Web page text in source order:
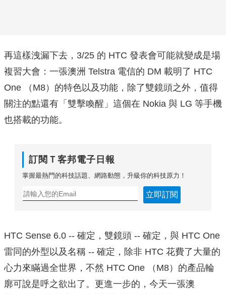
再這樣洩漏下去，3/25 的 HTC 發表會可能就變成是場
複習大會：一張澳洲 Telstra 電信的 DM 載明了 HTC
One （M8）的特色以及功能，除了雙鏡頭之外，值得
關注的點還有「雙擊喚醒」這個在 Nokia 與 LG 等手機
也搭載的功能。
訂閱Ｔ客邦電子日報
掌握最熱門的科技話題、網路動態，升級你的科技原力！
立即訂閱
HTC Sense 6.0 -- 確定，雙鏡頭 -- 確定，與 HTC One
雷同的外型以及名稱 -- 確定，除非 HTC 花費了大量的
心力來瞞過全世界，不然 HTC One （M8）的產品輪
廓可說是呼之欲出了。更進一步的，今天一張澳